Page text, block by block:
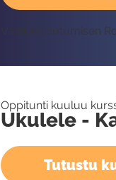
Vaatii kirjautumisen
Oppitunti kuuluu
Ukulele -
Tutustu